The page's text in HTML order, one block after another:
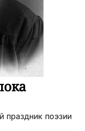
праздник поэзии